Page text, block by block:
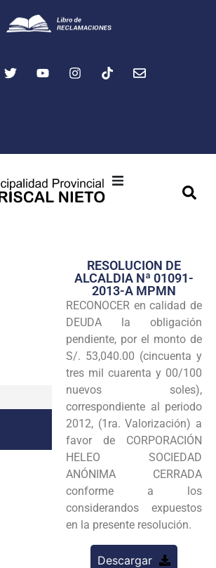
Transparencia
Seguridad
Programas
Intranet
RESOLUCION DE
ALCALDIA Nª 01091-
2013-A MPMN
RECONOCER en calidad de
DEUDA la obligación
pendiente, por el monto de
S/. 53,040.00 (cincuenta y
tres mil cuarenta y 00/100
nuevos soles),
correspondiente al periodo
2012, (1ra. Valorización) a
favor de CORPORACIÓN
HELEO SOCIEDAD
ANÓNIMA CERRADA
conforme a los
considerandos expuestos
en la presente resolución.
Descargar